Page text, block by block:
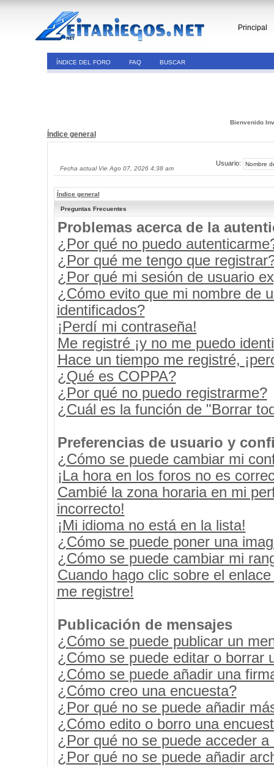
Principal
ÍNDICE DEL FORO FAQ BUSCAR
Bienvenido
Índice general
Fecha actual Vie Ago 07, 2026 4:38 am
Usuario:
Índice general
Preguntas Frecuentes
Problemas acerca de la
¿Por qué no puedo
¿Por qué me tengo que
¿Por qué mi sesión de usuario
¿Cómo evito que mi nombre de
identificados?
¡Perdí mi contraseña!
Me registré ¡y no me puedo
Hace un tiempo me registré,
¿Qué es COPPA?
¿Por qué no puedo registrarme?
¿Cuál es la función de "Borrar
Preferencias de usuario y
¿Cómo se puede cambiar mi
¡La hora en los foros no es
Cambié la zona horaria en mi
incorrecto!
¡Mi idioma no está en la lista!
¿Cómo se puede poner una
¿Cómo se puede cambiar mi
Cuando hago clic sobre el
me registre!
Publicación de mensajes
¿Cómo se puede publicar un
¿Cómo se puede editar o borrar
¿Cómo se puede añadir una
¿Cómo creo una encuesta?
¿Por qué no se puede añadir
¿Cómo edito o borro una
¿Por qué no se puede acceder a
¿Por qué no se puede añadir